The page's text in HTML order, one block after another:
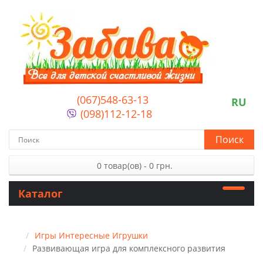
(067)548-63-13
(098)112-12-18
RU
Поиск
0 товар(ов) - 0 грн.
Каталог
Игры Интересные Игрушки
Развивающая игра для комплексного развития